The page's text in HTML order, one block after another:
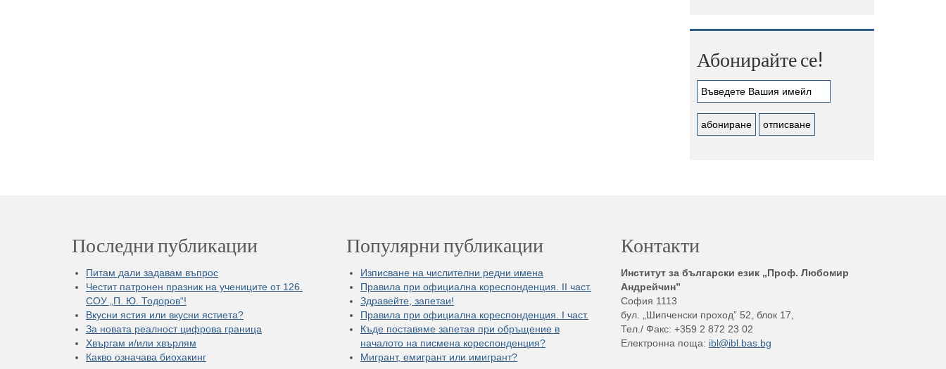
Абонирайте се!
Последни публикации
Питам дали задавам въпрос
Честит патронен празник на учениците от 126.
СОУ „П. Ю. Тодоров“!
Вкусни ястия или вкусни ястиета?
За новата реалност цифрова граница
Хвъргам и/или хвърлям
Какво означава биохакинг
Популярни публикации
Изписване на числителни редни имена
Правила при официална кореспонденция. II част.
Здравейте, запетаи!
Правила при официална кореспонденция. I част.
Къде поставяме запетая при обръщение в
началото на писмена кореспонденция?
Мигрант, емигрант или имигрант?
Контакти
Институт за български език „Проф. Любомир
Андрейчин”
София 1113
бул. „Шипченски проход” 52, блок 17,
Тел./ Факс: +359 2 872 23 02
Електронна поща: ibl@ibl.bas.bg